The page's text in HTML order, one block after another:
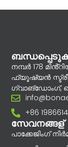
സേവനങ്ങള്
പാക്കേജിംഗ്
നമ്പർ 178
ഫ്യൂഷ്യൻ
ഗ്വാങ്‌ഡോംഗ്,
+86